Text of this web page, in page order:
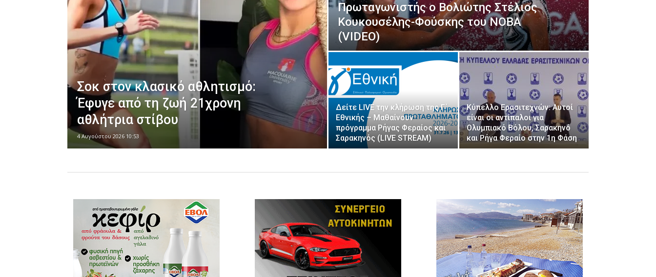
Σοκ στον κλασικό αθλητισμό:
Έφυγε από τη ζωή 21χρονη
αθλήτρια στίβου
4 Αυγούστου 2026 10:53
Πρωταγωνιστής ο Βολιώτης Στέλιος
Κουκουσέλης-Φούσκης του ΝΟΒΑ
(VIDEO)
Δείτε LIVE την κλήρωση της Γ΄
Εθνικής – Μαθαίνουν
πρόγραμμα Ρήγας Φεραίος και
Σαρακηνός (LIVE STREAM)
Κύπελλο Ερασιτεχνών: Αυτοί
είναι οι αντίπαλοι για
Ολυμπιακό Βόλου, Σαρακηνό
και Ρήγα Φεραίο στην 1η Φάση